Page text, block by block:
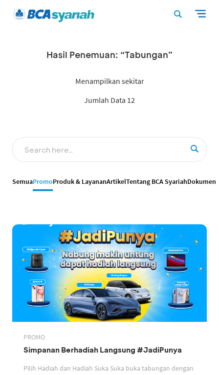
Hasil Penemuan: “Tabungan”
Menampilkan sekitar
Jumlah Data 12
SemuaPromoProduk & LayananArtikelTentang BCA SyariahDokumen
PROMO
Simpanan Berhadiah Langsung #JadiPunya
Pilih Hadiah dan Hadiah Suka Suka buka tabungan dengan